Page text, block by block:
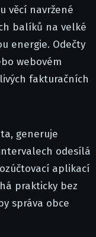
věcí navržené
balíků na velké
energie. Odečty
webovém
fakturačních
generuje
odesílá
aplikací
prakticky bez
správa obce